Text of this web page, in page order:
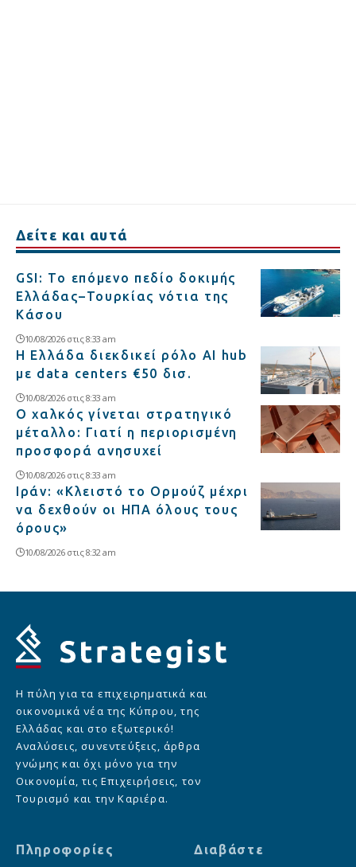
Δείτε και αυτά
GSI: Το επόμενο πεδίο δοκιμής
Ελλάδας–Τουρκίας νότια της
Κάσου
10/08/2026 στις 8:33 am
Η Ελλάδα διεκδικεί ρόλο AI hub
με data centers €50 δισ.
10/08/2026 στις 8:33 am
Ο χαλκός γίνεται στρατηγικό
μέταλλο: Γιατί η περιορισμένη
προσφορά ανησυχεί
10/08/2026 στις 8:33 am
Ιράν: «Κλειστό το Ορμούζ μέχρι
να δεχθούν οι ΗΠΑ όλους τους
όρους»
10/08/2026 στις 8:32 am
Η πύλη για τα επιχειρηματικά και
οικονομικά νέα της Κύπρου, της
Ελλάδας και στο εξωτερικό!
Αναλύσεις, συνεντεύξεις, άρθρα
γνώμης και όχι μόνο για την
Οικονομία, τις Επιχειρήσεις, τον
Τουρισμό και την Καριέρα.
Πληροφορίες Διαβάστε